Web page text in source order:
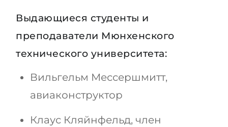
Выдающиеся студенты и
преподаватели Мюнхенского
технического университета:
Вильгельм Мессершмитт,
авиаконструктор
Клаус Кляйнфельд, член